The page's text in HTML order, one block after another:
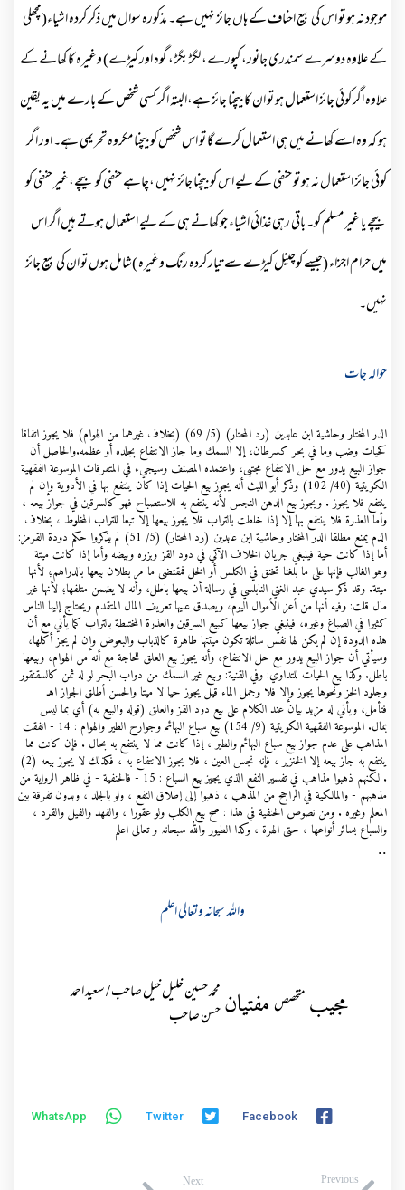
موجود نہ ہو تو اس کی بیع احناف کے ہاں جائز نہیں ہے۔ مذکورہ سوال میں ذکر کردہ اشیاء(مچھلی
کے علاوہ دوسرے سمندری جانور، کپورے، لگڑ بگڑ ، گوہ اور کیڑے) وغیرہ کا کھانے کے
علاوہ اگر کوئی جائز استعمال ہو تو ان کا بیچنا جائز ہے،البتہ اگر کسی شخص کے بارے میں یہ یقین
ہو کہ وہ اسے کھانے میں ہی استعمال کرے گا تو اس شخص کو بیچنا مکروہ تحریمی ہے۔ اور اگر
کوئی جائز استعمال نہ ہو تو حنفی کے لیے اس کو بیچنا جائز نہیں ،چاہے حنفی کو بیچے،غیر حنفی کو
بیچے یا غیر مسلم کو۔ باقی رہی غذائی اشیاء جو کھانے ہی کے لیے استعمال ہوتے ہیں اگر اس
میں حرام اجزاء (جیسے کوچینل کیڑے سے تیار کردہ رنگ وغیرہ )شامل ہوں تو ان کی بیع جائز
نہیں۔
حوالہ جات
الدر المختار وحاشية ابن عابدين (رد المحتار) (5/ 69) (بخلاف غيرهما من الهوام) فلا يجوز اتفاقا
كحيات وضب وما في بحر كسرطان، إلا السمك وما جاز الانتفاع بجلده أو عظمه.والحاصل أن
جواز البيع يدور مع حل الانتفاع مجتبى، واعتمده المصنف وسيجيء في المتفرقات الموسوعة الفقهية
الكويتية (40/ 102) وذكر أبو الليث أنه يجوز بيع الحيات إذا كان ينتفع بها في الأدوية وإن لم
ينتفع فلا يجوز . ويجوز بيع الدهن النجس لأنه ينتفع به للاستصباح فهو كالسرقين في جواز بيعه ،
وأما العذرة فلا ينتفع بها إلا إذا خلطت بالتراب فلا يجوز بيعها إلا تبعا للتراب المخلوط ، بخلاف
الدم يمنع مطلقا الدر المختار وحاشية ابن عابدين (رد المحتار) (5/ 51) لم يذكروا حكم دودة القرمز:
أما إذا كانت حية فينبغي جريان الخلاف الآتي في دود القز وبزره وبيضه وأما إذا كانت ميتة
وهو الغالب فإنها على ما بلغنا تخنق في الكلس أو الخل فمقتضى ما مر بطلان بيعها بالدراهم؛ لأنها
ميتة. وقد ذكر سيدي عبد الغني النابلسي في رسالة أن بيعها باطل، وأنه لا يضمن متلفها؛ لأنها غير
مال قلت: وفيه أنها من أعز الأموال اليوم، ويصدق عليها تعريف المال المتقدم ويحتاج إليها الناس
كثيرا في الصباغ وغيره، فينبغي جواز بيعها كبيع السرقين والعذرة المختلطة بالتراب كما يأتي مع أن
هذه الدودة إن لم يكن لها نفس سائلة تكون ميتتها طاهرة كالذباب والبعوض وإن لم يجز أكلها،
وسيأتي أن جواز البيع يدور مع حل الانتفاع، وأنه يجوز بيع العلق للحاجة مع أنه من الهوام، وبيعها
باطل. وكذا بيع الحيات للتداوي: وفي القنية: وبيع غير السمك من دواب البحر لو له ثمن كالسقنقور
وجلود الخز ونحوها يجوز وإلا فلا وجمل الماء قيل يجوز حيا لا ميتا والحسن أطلق الجواز اهـ
فتأمل، ويأتي له مزيد بيان عند الكلام على بيع دود القز والعلق (قوله والبيع به) أي بما ليس
بمال. الموسوعة الفقهية الكويتية (9/ 154) بيع سباع البهائم وجوارح الطير والهوام : 14 - اتفقت
المذاهب على عدم جواز بيع سباع البهائم والطير ، إذا كانت مما لا ينتفع به بحال . فإن كانت مما
ينتفع به جاز بيعه إلا الخنزير ، فإنه نجس العين ، فلا يجوز الانتفاع به ، فكذلك لا يجوز بيعه (2)
. لكنهم ذهبوا مذاهب في تفسير النفع الذي يجيز بيع السباع : 15 - فالحنفية - في ظاهر الرواية من
مذهبهم - والمالكية في الراجح من المذهب ، ذهبوا إلى إطلاق النفع ، ولو بالجلد ، وبدون تفرقة بين
المعلم وغيره . ومن نصوص الحنفية في هذا : صح بيع الكلب ولو عقورا ، والفهد والفيل والقرد ،
والسباع بسائر أنواعها ، حتى الهرة ، وكذا الطيور واللہ سبحانہ و تعالی اعلم
..
واللہ سبحانہ وتعالی اعلم
مجیب متخصص مفتیان محمد حسین خلیل خیل صاحب / سعید احمد
حسن صاحب
Facebook
Twitter
WhatsApp
Previous
Next